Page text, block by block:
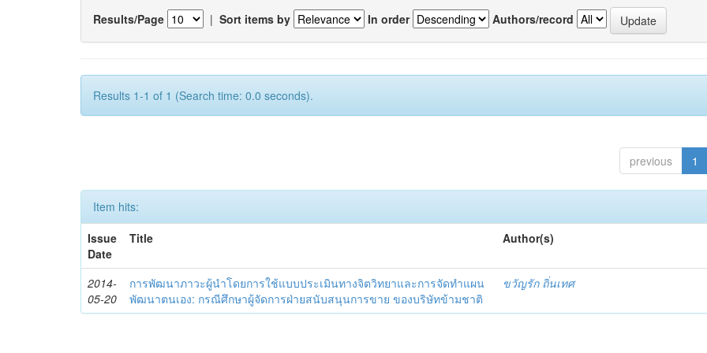
Results/Page | Sort items by In order Authors/record
Results 1-1 of 1 (Search time: 0.0 seconds).
previous 1
Item hits:
Issue
Date
Title Author(s)
2014-
05-20
การพัฒนาภาวะผู้นำโดยการใช้แบบประเมินทางจิตวิทยาและการจัดทำแผน
พัฒนาตนเอง: กรณีศึกษาผู้จัดการฝ่ายสนับสนุนการขาย ของบริษัทข้ามชาติ
ขวัญรัก ถิ่นเทศ